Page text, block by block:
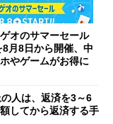
オのサマーセール
月8日から開催、中
やゲームがお得に
人は、返済を3～6
してから返済する手